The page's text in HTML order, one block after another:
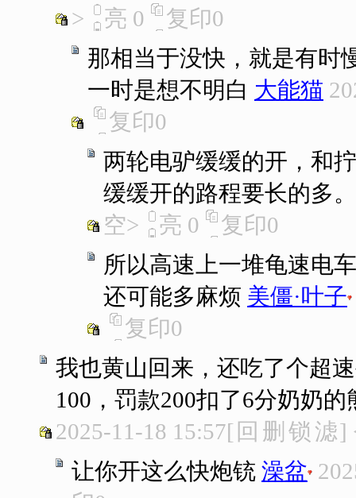
>
亮 0 复印0
那相当于没快，就是有时
一时是想不明白 大能猫
复印0
两轮电驴缓缓的开，和
缓缓开的路程要长的多。
空>
亮 0 复印0
所以高速上一堆龟速电
还可能多麻烦 美僵·叶子
复印0
我也黄山回来，还吃了个超
100，罚款200扣了6分奶奶
2025-11-18 15:57[ 回 删 锁 滤]
让你开这么快炮铳 澡盆